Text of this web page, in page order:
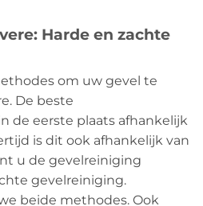
Harde en zachte
om uw gevel te
De beste
de eerste plaats afhankelijk
is dit ook afhankelijk van
u de gevelreiniging
gevelreiniging.
beide methodes. Ook